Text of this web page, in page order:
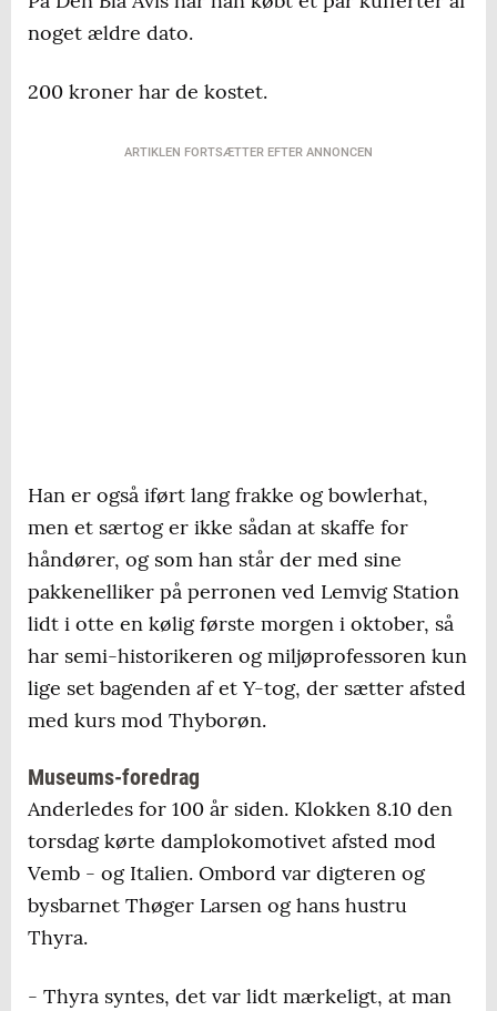
noget ældre dato.
200 kroner har de kostet.
ARTIKLEN FORTSÆTTER EFTER ANNONCEN
Han er også iført lang frakke og bowlerhat,
men et særtog er ikke sådan at skaffe for
håndører, og som han står der med sine
pakkenelliker på perronen ved Lemvig Station
lidt i otte en kølig første morgen i oktober, så
har semi-historikeren og miljøprofessoren kun
lige set bagenden af et Y-tog, der sætter afsted
med kurs mod Thyborøn.
Museums-foredrag
Anderledes for 100 år siden. Klokken 8.10 den
torsdag kørte damplokomotivet afsted mod
Vemb - og Italien. Ombord var digteren og
bysbarnet Thøger Larsen og hans hustru
Thyra.
- Thyra syntes, det var lidt mærkeligt, at man